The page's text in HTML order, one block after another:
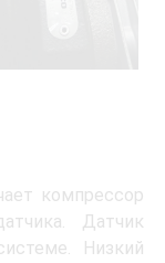
компрессор
Датчик
Низкий